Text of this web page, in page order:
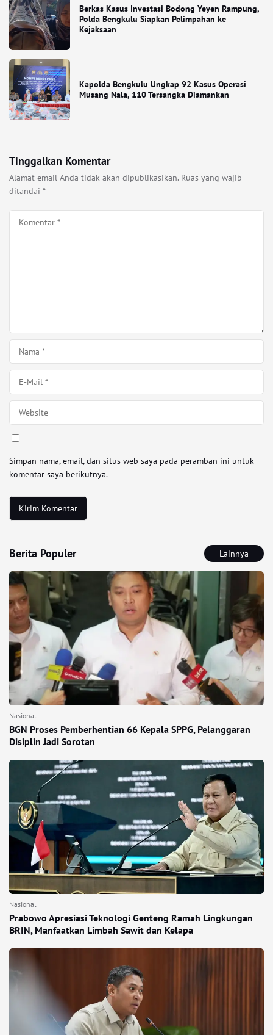
Berkas Kasus Investasi Bodong Yeyen Rampung,
Polda Bengkulu Siapkan Pelimpahan ke
Kejaksaan
Kapolda Bengkulu Ungkap 92 Kasus Operasi
Musang Nala, 110 Tersangka Diamankan
Tinggalkan Komentar
Alamat email Anda tidak akan dipublikasikan. Ruas yang wajib
ditandai *
Simpan nama, email, dan situs web saya pada peramban ini untuk
komentar saya berikutnya.
Berita Populer Lainnya
Nasional
BGN Proses Pemberhentian 66 Kepala SPPG, Pelanggaran
Disiplin Jadi Sorotan
Nasional
Prabowo Apresiasi Teknologi Genteng Ramah Lingkungan
BRIN, Manfaatkan Limbah Sawit dan Kelapa